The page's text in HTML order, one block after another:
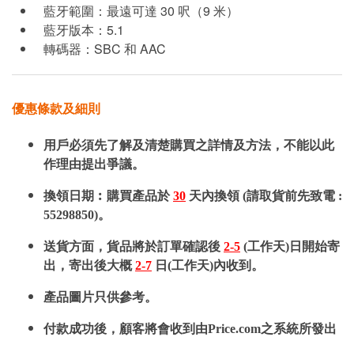
藍牙範圍：最遠可達 30 呎（9 米）
藍牙版本：5.1
轉碼器：SBC 和 AAC
優惠條款及細則
用戶必須先了解及清楚購買之詳情及方法，不能以此
作理由提出爭議。
換領日期︰購買產品於30 天內換領 (請取貨前先致電 :
55298850)。
送貨方面，貨品將於訂單確認後 2-5 (工作天)日開始寄
出，寄出後大概2-7 日(工作天)內收到。
產品圖片只供參考。
付款成功後，顧客將會收到由Price.com之系統所發出